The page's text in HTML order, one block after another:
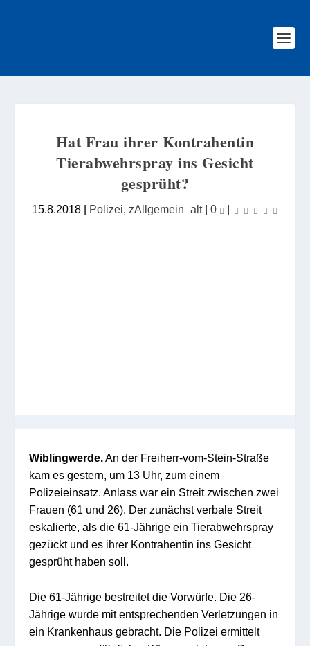
Hat Frau ihrer Kontrahentin
Tierabwehrspray ins Gesicht
gesprüht?
15.8.2018 | Polizei, zAllgemein_alt| 0 |
Wiblingwerde.An der Freiherr-vom-Stein-Straße
kam es gestern, um 13 Uhr, zum einem
Polizeieinsatz. Anlass war ein Streit zwischen zwei
Frauen (61 und 26). Der zunächst verbale Streit
eskalierte, als die 61-Jährige ein Tierabwehrspray
gezückt und es ihrer Kontrahentin ins Gesicht
gesprüht haben soll.
Die 61-Jährige bestreitet die Vorwürfe. Die 26-
Jährige wurde mit entsprechenden Verletzungen in
ein Krankenhaus gebracht. Die Polizei ermittelt